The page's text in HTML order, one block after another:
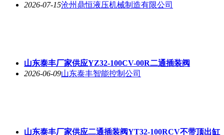
2026-07-15沧州鼎恒液压机械制造有限公司
山东泰丰厂家供应YZ32-100CV-00R二通插装阀
2026-06-09山东泰丰智能控制公司
山东泰丰厂家供应二通插装阀YT32-100RCV不带顶出缸